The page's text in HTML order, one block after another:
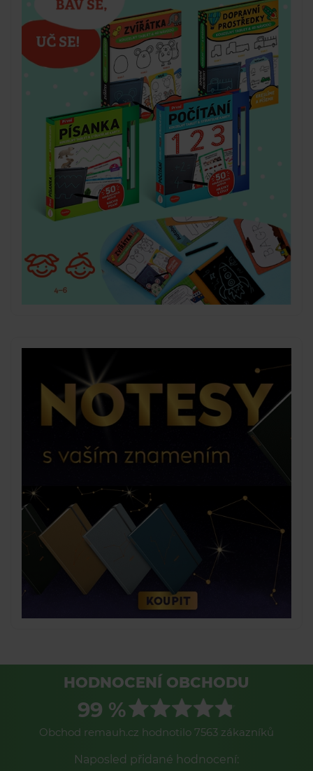
HODNOCENÍ OBCHODU
99 %
Obchod remauh.cz hodnotilo 7563 zákazníků
Naposled přidané hodnocení: